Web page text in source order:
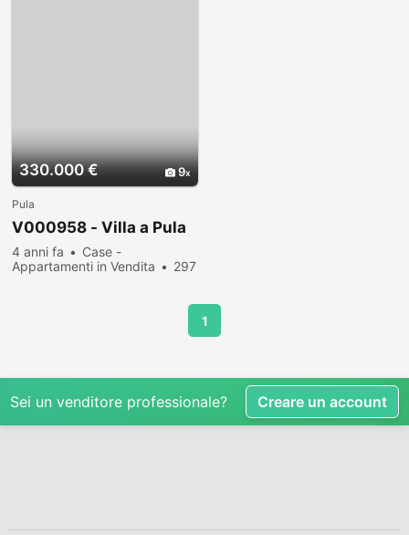
330.000 € 9
Pula
V000958 - Villa a Pula
4 anni fa
Case -
Appartamenti in Vendita
297
1
Sei un venditore professionale? Creare un account